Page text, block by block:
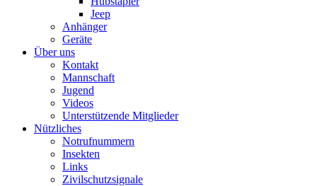
Jeep
Anhänger
Geräte
Über uns
Kontakt
Mannschaft
Jugend
Videos
Unterstützende Mitglieder
Nützliches
Notrufnummern
Insekten
Links
Zivilschutzsignale